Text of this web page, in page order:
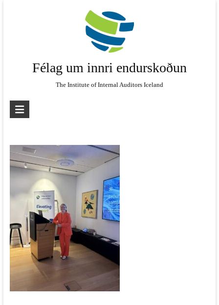
Félag um innri endurskoðun
The Institute of Internal Auditors Iceland